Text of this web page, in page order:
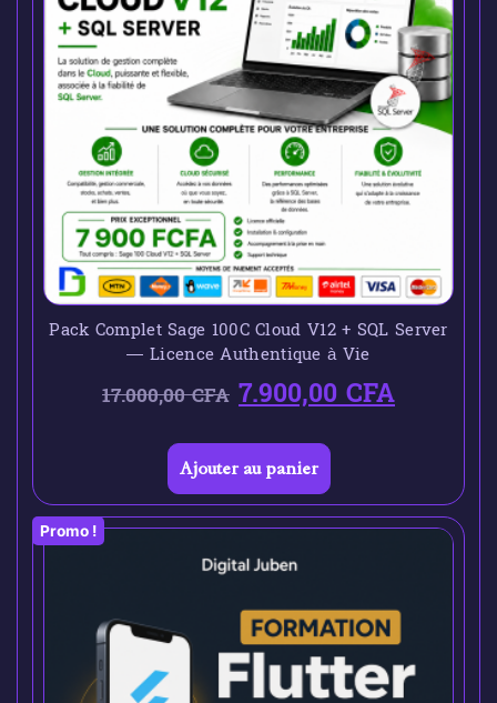
Pack Complet Sage 100C Cloud V12 + SQL Server
— Licence Authentique à Vie
17.000,00CFA 7.900,00CFA
Ajouter au panier
Promo !